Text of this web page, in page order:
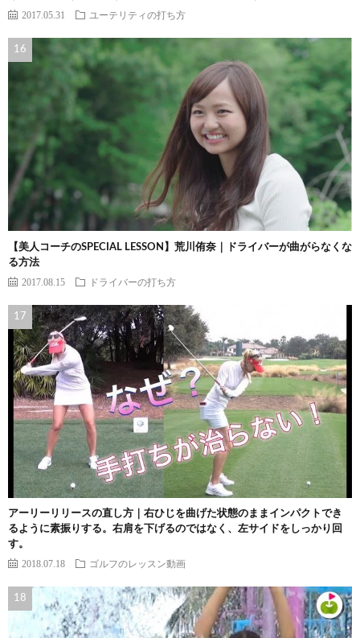
2017.05.31 ユーテリティの打ち方
【美人コーチのSPECIAL LESSON】荒川侑奈｜ドライバーが曲がらなくな
る方法
2017.08.15 ドライバーの打ち方
アーリーリリースの直し方｜右ひじを曲げた状態のままインパクトでき
るように素振りする。右肩を下げるのではなく、左サイドをしっかり回
す。
2018.07.18 ゴルフのレッスン動画